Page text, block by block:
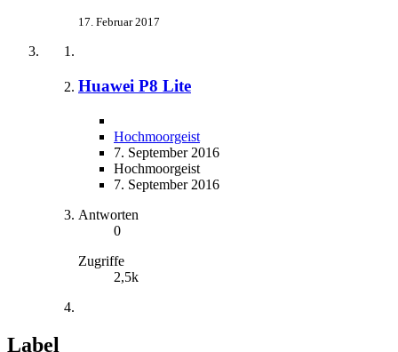
17. Februar 2017
Huawei P8 Lite
Hochmoorgeist
7. September 2016
Hochmoorgeist
7. September 2016
Antworten
0
Zugriffe
2,5k
Label